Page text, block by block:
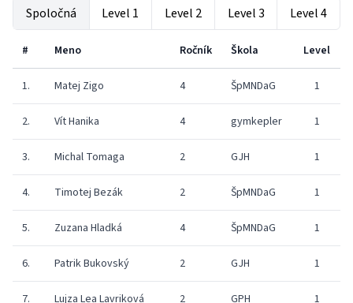
Spoločná Level 1 Level 2 Level 3 Level 4
# Meno Ročník Škola Level
1. Matej Zigo 4 ŠpMNDaG 1
2. Vít Hanika 4 gymkepler 1
3. Michal Tomaga 2 GJH 1
4. Timotej Bezák 2 ŠpMNDaG 1
5. Zuzana Hladká 4 ŠpMNDaG 1
6. Patrik Bukovský 2 GJH 1
7. Lujza Lea Lavriková 2 GPH 1